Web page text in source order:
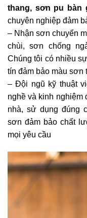
thang, sơn pu bàn
chuyên nghiệp đảm
– Nhận sơn chuyển
chùi, sơn chống
Chúng tôi có nhiều
tín đảm bảo màu sơn
– Đội ngũ kỹ thuật
nghề và kinh nghiệm
nhà, sử dụng đúng
sơn đảm bảo chất
mọi yêu cầu